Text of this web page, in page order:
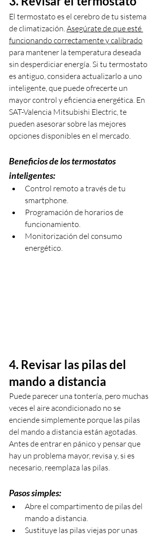
El termostato es el cerebro de tu sistema
de climatización. Asegúrate de que esté
funcionando correctamente y calibrado
para mantener la temperatura deseada
sin desperdiciar energía. Si tu termostato
es antiguo, considera actualizarlo a uno
inteligente, que puede ofrecerte un
mayor control y eficiencia energética. En
SAT-Valencia Mitsubishi Electric, te
pueden asesorar sobre las mejores
opciones disponibles en el mercado.
Beneficios de los termostatos
inteligentes:
Control remoto a través de tu
smartphone.
Programación de horarios de
funcionamiento.
Monitorización del consumo
energético.
4. Revisar las pilas del
mando a distancia
Puede parecer una tontería, pero muchas
veces el aire acondicionado no se
enciende simplemente porque las pilas
del mando a distancia están agotadas.
Antes de entrar en pánico y pensar que
hay un problema mayor, revisa y, si es
necesario, reemplaza las pilas.
Pasos simples:
Abre el compartimento de pilas del
mando a distancia.
Sustituye las pilas viejas por unas